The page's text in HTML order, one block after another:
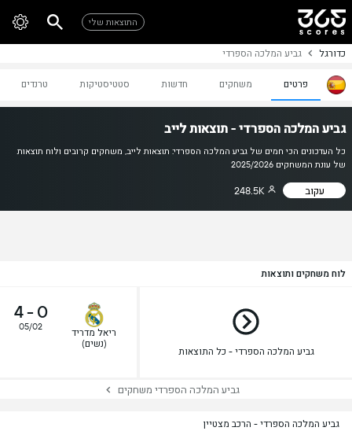
התוצאות שלי
כדורגל גביע המלכה הספרדי
פרטים משחקים חדשות סטטיסטיקות טרנדים
גביע המלכה הספרדי - תוצאות לייב
כל העדכונים הכי חמים של גביע המלכה הספרדי: תוצאות לייב, משחקים קרובים ולוח תוצאות
של עונת המשחקים 2025/2026
עקוב 248.5K
לוח משחקים ותוצאות
גביע המלכה הספרדי - כל התוצאות
ריאל מדריד
(נשים)
0
-
4
05/02
גביע המלכה הספרדי משחקים
גביע המלכה הספרדי - הרכב מצטיין